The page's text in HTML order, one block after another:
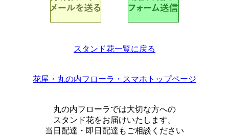
スタンド花一覧に戻る
花屋・丸の内フローラ・スマホトップページ
丸の内フローラでは大切な方への
スタンド花をお届けいたします。
当日配達・即日配達もご相談ください